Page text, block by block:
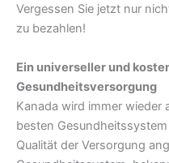
Vergessen Sie jetzt nur
zu bezahlen!
Ein universeller und
Gesundheitsversorgung
Kanada wird immer wieder
besten
Qualität der Versorgung